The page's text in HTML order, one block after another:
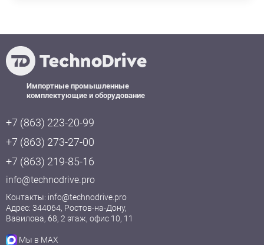
Импортные промышленные
комплектующие и оборудование
+7 (863) 223-20-99
+7 (863) 273-27-00
+7 (863) 219-85-16
info@technodrive.pro
Контакты: info@technodrive.pro
Адрес: 344064, Ростов-на-Дону,
Вавилова, 68, 2 этаж, офис 10, 11
Мы в MAX